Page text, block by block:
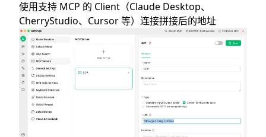
使用支持 MCP 的 Client（Claude Desktop、
CherryStudio、Cursor 等）连接拼接后的地址